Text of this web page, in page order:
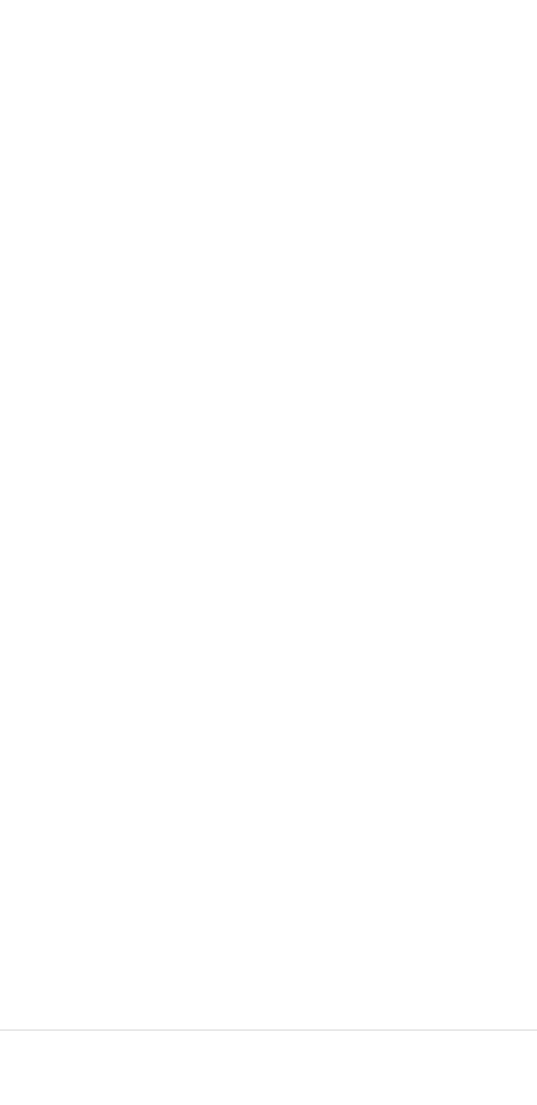
Z